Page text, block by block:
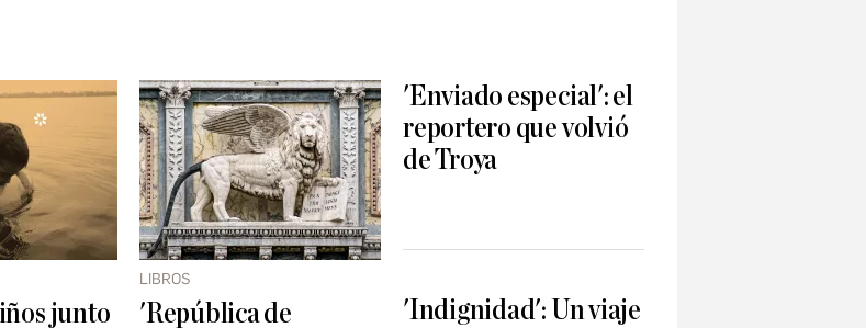
junto
LIBROS
'República de
'Enviado especial': el
reportero que volvió
de Troya
'Indignidad': Un viaje